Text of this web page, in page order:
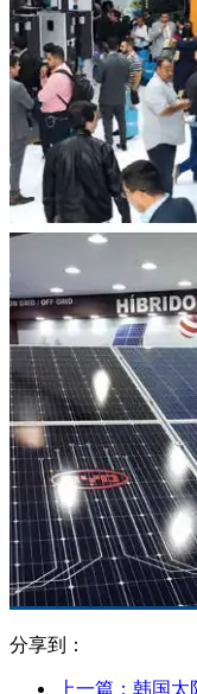
分享到：
上一篇：韩国